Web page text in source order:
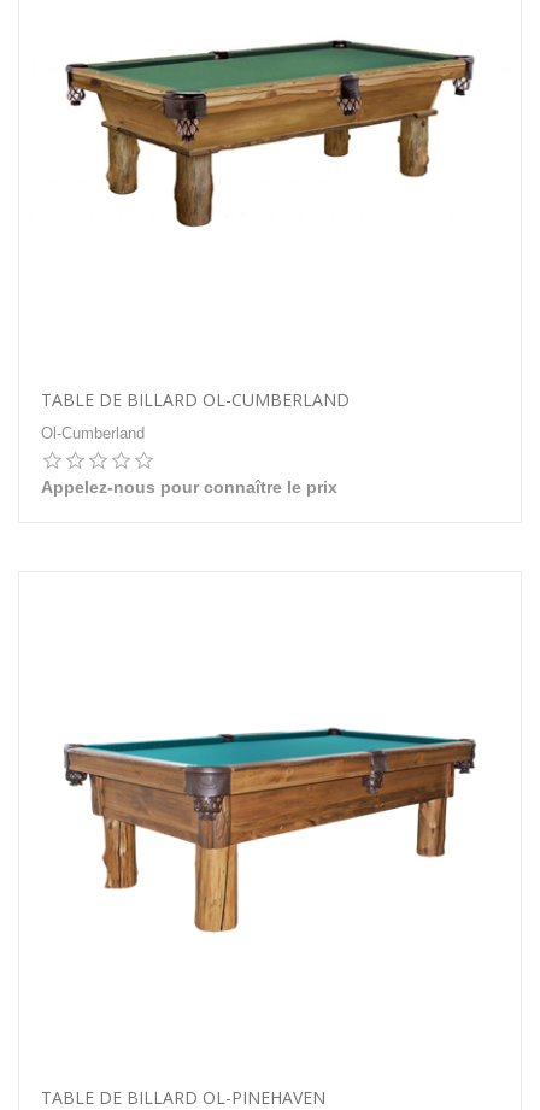
TABLE DE BILLARD OL-CUMBERLAND
Ol-Cumberland
Appelez-nous pour connaître le prix
TABLE DE BILLARD OL-PINEHAVEN